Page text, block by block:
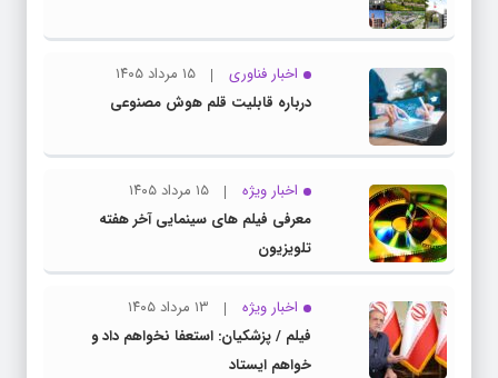
اخبار فناوری
۱۵ مرداد ۱۴۰۵
درباره قابلیت قلم هوش مصنوعی
اخبار ویژه
۱۵ مرداد ۱۴۰۵
معرفی فیلم های سینمایی آخر هفته
تلویزیون
اخبار ویژه
۱۳ مرداد ۱۴۰۵
فیلم / پزشکیان: استعفا نخواهم داد و
خواهم ایستاد